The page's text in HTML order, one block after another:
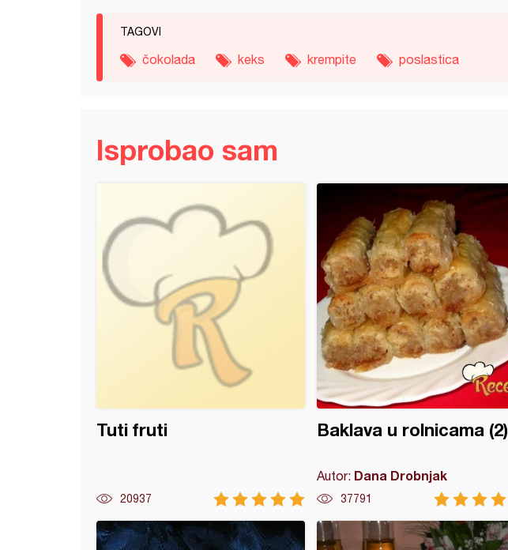
TAGOVI
čokolada keks krempite poslastica
Isprobao sam
Tuti fruti
20937
Baklava u rolnicama (2)
Autor: Dana Drobnjak
37791